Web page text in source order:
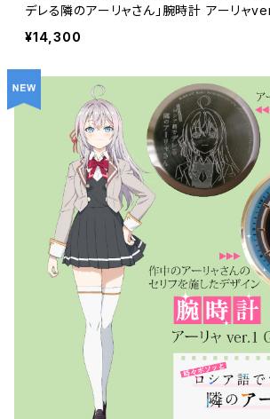
デレる隣のアーリャさん」腕時計 アーリャ
サイズ） ケース色：ブラック / 革ベルト色
00円（税込14,300円）
¥14,300